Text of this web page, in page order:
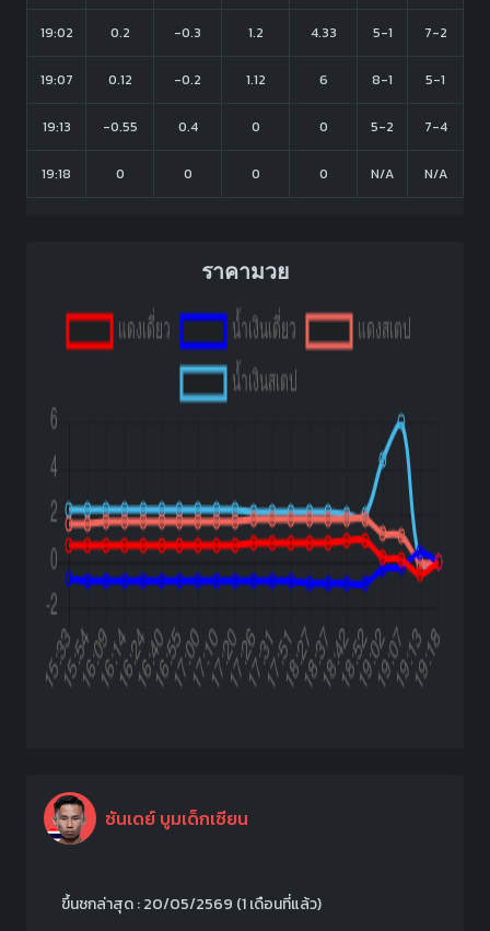
19:02 0.2 -0.3 1.2 4.33 5-1 7-2
19:07 0.12 -0.2 1.12 6 8-1 5-1
19:13 -0.55 0.4 0 0 5-2 7-4
19:18 0 0 0 0 N/A N/A
ราคามวย
ซันเดย์ บูมเด็กเซียน
ขึ้นชกล่าสุด : 20/05/2569 (1 เดือนที่แล้ว)